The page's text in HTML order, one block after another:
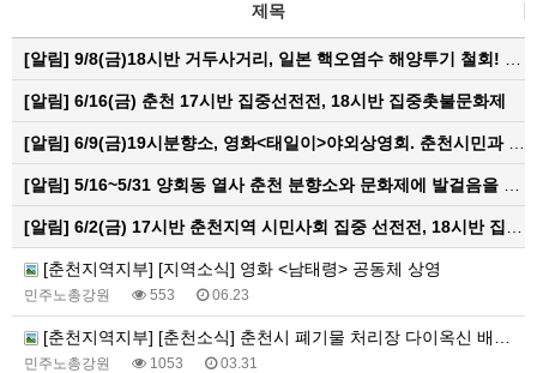
제목
[알림] 9/8(금)18시반 거두사거리, 일본 핵오염수 해양투기 철회! 춘천시민대회
[알림] 6/16(금) 춘천 17시반 집중선전전, 18시반 집중촛불문화제
[알림] 6/9(금)19시분향소, 영화<태일이>야외상영회. 춘천시민과 함께하는 한여름밤의 영화산책
[알림] 5/16~5/31 양회동 열사 춘천 분향소와 문화제에 발걸음을 내어주신 모든 분들께 감사인사를 올립니다.
[알림] 6/2(금) 17시반 춘천지역 시민사회 집중 선전전, 18시반 집중 촛불문화제
[춘천지역지부] [지역소식] 영화 <남태령> 공동체 상영
민주노총강원 553 06.23
[춘천지역지부] [춘천소식] 춘천시 폐기물 처리장 다이옥신 배출 의혹 해결 촉구 민주노총 춘천지역지부 기자회견
민주노총강원 1053 03.31